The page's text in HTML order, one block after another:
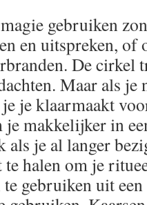
gebruiken
en uitspreken, of
De cirkel
Maar als je
je klaarmaakt
makkelijker in
als je al langer
halen om je
gebruiken uit